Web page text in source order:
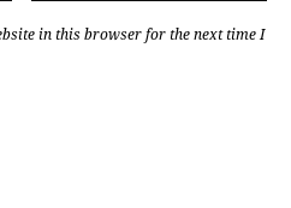
in this browser for the next time I